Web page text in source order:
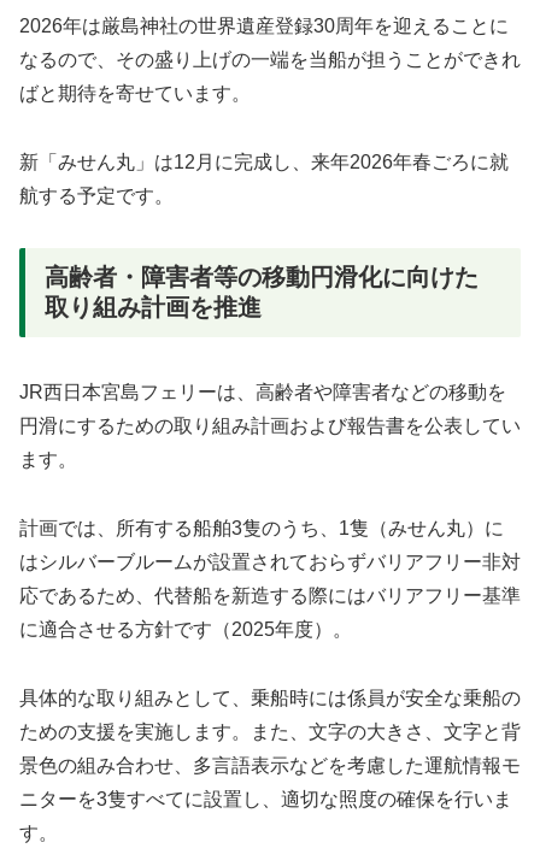
2026年は厳島神社の世界遺産登録30周年を迎えることに
なるので、その盛り上げの一端を当船が担うことができれ
ばと期待を寄せています。
新「みせん丸」は12月に完成し、来年2026年春ごろに就
航する予定です。
高齢者・障害者等の移動円滑化に向けた
取り組み計画を推進
JR西日本宮島フェリーは、高齢者や障害者などの移動を
円滑にするための取り組み計画および報告書を公表してい
ます。
計画では、所有する船舶3隻のうち、1隻（みせん丸）に
はシルバーブルームが設置されておらずバリアフリー非対
応であるため、代替船を新造する際にはバリアフリー基準
に適合させる方針です（2025年度）。
具体的な取り組みとして、乗船時には係員が安全な乗船の
ための支援を実施します。また、文字の大きさ、文字と背
景色の組み合わせ、多言語表示などを考慮した運航情報モ
ニターを3隻すべてに設置し、適切な照度の確保を行いま
す。